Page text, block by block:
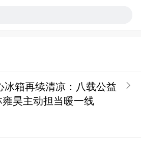
冰箱再续清凉：八载公益
昊主动担当暖一线